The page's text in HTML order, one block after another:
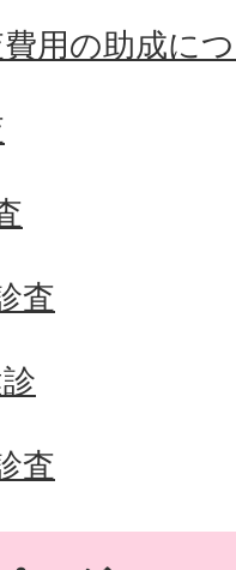
用の助成に
査
査